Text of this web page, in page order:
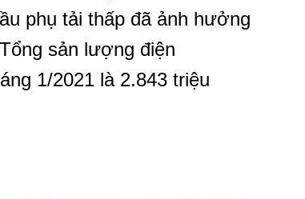
phụ tải thấp đã ảnh hưởng
sản lượng điện
1/2021 là 2.843 triệu